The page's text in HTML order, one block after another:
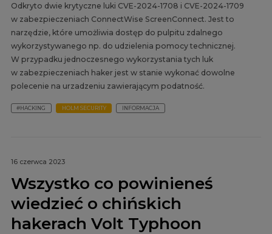
Odkryto dwie krytyczne luki CVE-2024-1708 i CVE-2024-1709
w zabezpieczeniach ConnectWise ScreenConnect. Jest to
narzędzie, które umożliwia dostęp do pulpitu zdalnego
wykorzystywanego np. do udzielenia pomocy technicznej.
W przypadku jednoczesnego wykorzystania tych luk
w zabezpieczeniach haker jest w stanie wykonać dowolne
polecenie na urzadzeniu zawierającym podatność.
#HACKING HOLM SECURITY INFORMACJA
16 czerwca 2023
Wszystko co powinieneś
wiedzieć o chińskich
hakerach Volt Typhoon